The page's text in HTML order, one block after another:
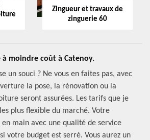
Zingueur et travaux de
zinguerie 60
moindre coût à Catenoy.
un souci ? Ne vous en faites pas, avec
la pose, la rénovation ou la
seront assurées. Les tarifs que je
plus flexible du marché. Votre
main avec une qualité de service
votre budget est serré. Vous aurez un